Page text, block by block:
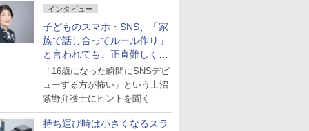
インタビュー
子どものスマホ・SNS、「家
族で話し合ってルール作り」
と言われても、正直難しくな
いですか？
「16歳になった瞬間にSNSデビ
ューする方が怖い」という上沼
紫野弁護士にヒントを聞く
持ち運び時は小さくなるスラ